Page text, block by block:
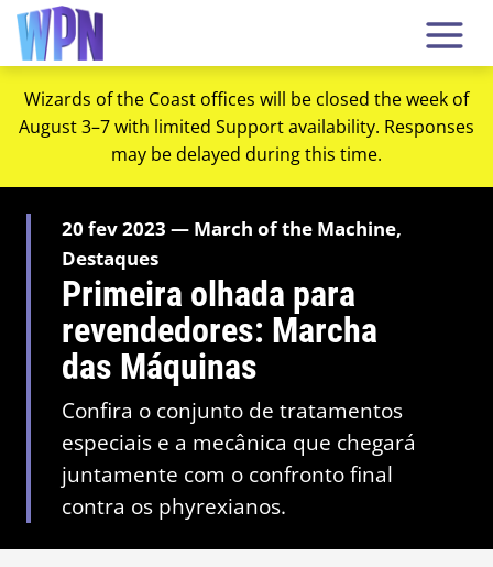
Wizards of the Coast offices will be closed the week of
August 3–7 with limited Support availability. Responses
may be delayed during this time.
20 fev 2023 — March of the Machine,
Destaques
Primeira olhada para
revendedores: Marcha
das Máquinas
Confira o conjunto de tratamentos
especiais e a mecânica que chegará
juntamente com o confronto final
contra os phyrexianos.